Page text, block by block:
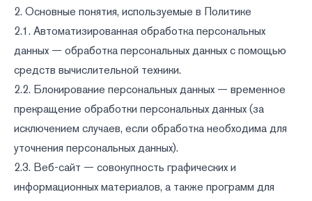
2. Основные понятия, используемые в Политике
2.1. Автоматизированная обработка персональных
данных — обработка персональных данных с помощью
средств вычислительной техники.
2.2. Блокирование персональных данных — временное
прекращение обработки персональных данных (за
исключением случаев, если обработка необходима для
уточнения персональных данных).
2.3. Веб-сайт — совокупность графических и
информационных материалов, а также программ для